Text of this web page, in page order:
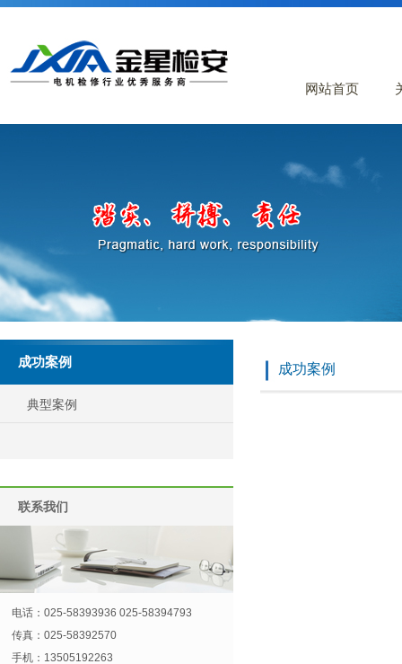
网站首页
成功案例
典型案例
联系我们
电话：025-58393936 025-58394793
传真：025-58392570
手机：13505192263
成功案例